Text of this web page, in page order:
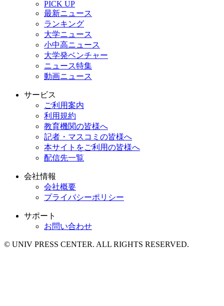
PICK UP
最新ニュース
ランキング
大学ニュース
小中高ニュース
大学発ベンチャー
ニュース特集
動画ニュース
サービス
ご利用案内
利用規約
教育機関の皆様へ
記者・マスコミの皆様へ
本サイトをご利用の皆様へ
配信先一覧
会社情報
会社概要
プライバシーポリシー
サポート
お問い合わせ
© UNIV PRESS CENTER. ALL RIGHTS RESERVED.